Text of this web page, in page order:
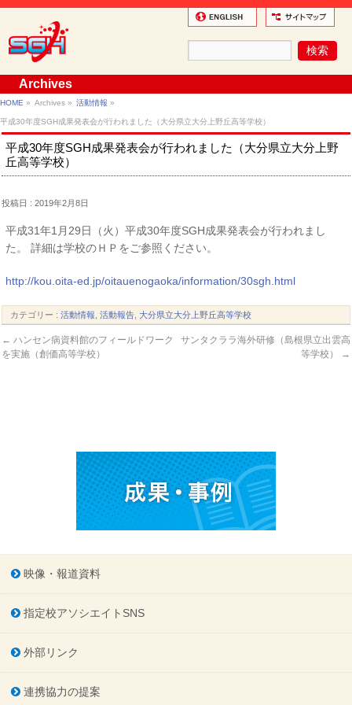
Archives
HOME » Archives » 活動情報 »
平成30年度SGH成果発表会が行われました（大分県立大分上野丘高等学校）
平成30年度SGH成果発表会が行われました（大分県立大分上野
丘高等学校）
投稿日 : 2019年2月8日
平成31年1月29日（火）平成30年度SGH成果発表会が行われまし
た。 詳細は学校のＨＰをご参照ください。
http://kou.oita-ed.jp/oitauenogaoka/information/30sgh.html
カテゴリー :活動情報 ,活動報告 ,大分県立大分上野丘高等学校
← ハンセン病資料館のフィールドワーク
を実施（創価高等学校）
サンタクララ海外研修（島根県立出雲高
等学校）
→
映像・報道資料
指定校アソシエイトSNS
外部リンク
連携協力の提案